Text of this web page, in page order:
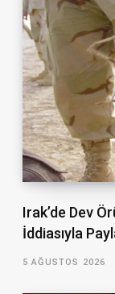
Irak’de Dev
İddiasıyla
5 AĞUSTOS 2026